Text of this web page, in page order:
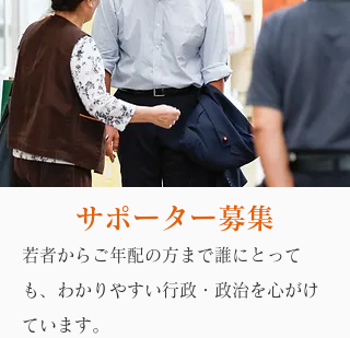
サポーター募集
若者からご年配の方まで誰にとって
も、わかりやすい行政・政治を心がけ
ています。